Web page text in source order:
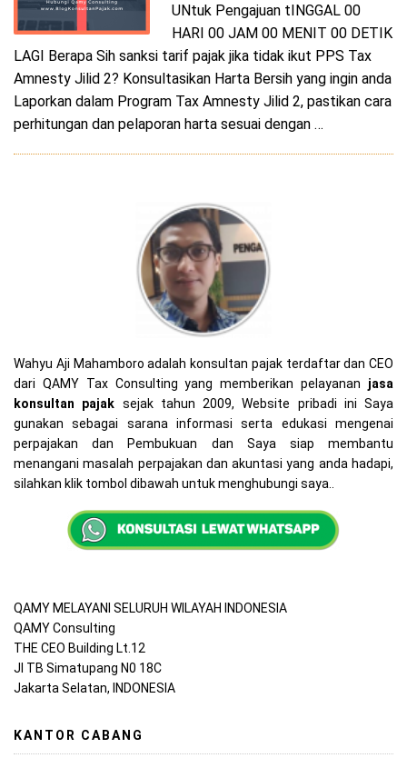
UNtuk Pengajuan tINGGAL 00
HARI 00 JAM 00 MENIT 00 DETIK
LAGI Berapa Sih sanksi tarif pajak jika tidak ikut PPS Tax
Amnesty Jilid 2? Konsultasikan Harta Bersih yang ingin anda
Laporkan dalam Program Tax Amnesty Jilid 2, pastikan cara
perhitungan dan pelaporan harta sesuai dengan …
Wahyu Aji Mahamboro adalah konsultan pajak terdaftar dan CEO
dari QAMY Tax Consulting yang memberikan pelayanan jasa
konsultan pajak sejak tahun 2009, Website pribadi ini Saya
gunakan sebagai sarana informasi serta edukasi mengenai
perpajakan dan Pembukuan dan Saya siap membantu
menangani masalah perpajakan dan akuntasi yang anda hadapi,
silahkan klik tombol dibawah untuk menghubungi saya..
QAMY MELAYANI SELURUH WILAYAH INDONESIA
QAMY Consulting
THE CEO Building Lt.12
Jl TB Simatupang N0 18C
Jakarta Selatan, INDONESIA
KANTOR CABANG